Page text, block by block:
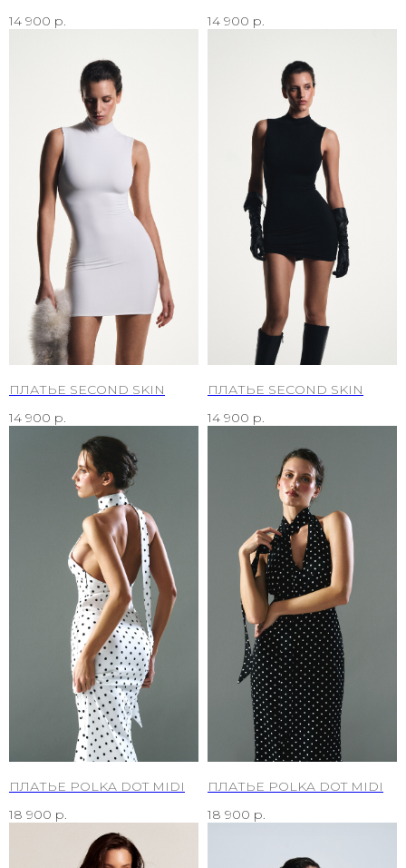
14 900 р.
14 900 р.
ПЛАТЬЕ SECOND SKIN
14 900 р.
ПЛАТЬЕ SECOND SKIN
14 900 р.
ПЛАТЬЕ POLKA DOT MIDI
18 900 р.
ПЛАТЬЕ POLKA DOT MIDI
18 900 р.